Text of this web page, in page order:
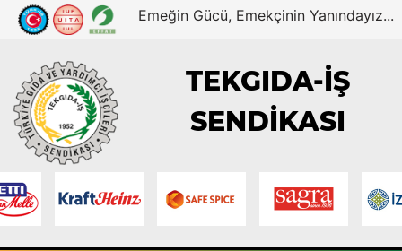
Emeğin Gücü, Emekçinin Yanındayız...
TEKGIDA-İŞ
SENDİKASI